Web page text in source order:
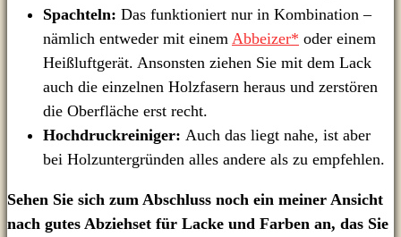
Spachteln: Das funktioniert nur in Kombination –
nämlich entweder mit einem Abbeizer* oder einem
Heißluftgerät. Ansonsten ziehen Sie mit dem Lack
auch die einzelnen Holzfasern heraus und zerstören
die Oberfläche erst recht.
Hochdruckreiniger: Auch das liegt nahe, ist aber
bei Holzuntergründen alles andere als zu empfehlen.
Sehen Sie sich zum Abschluss noch ein meiner Ansicht
nach gutes Abziehset für Lacke und Farben an, das Sie